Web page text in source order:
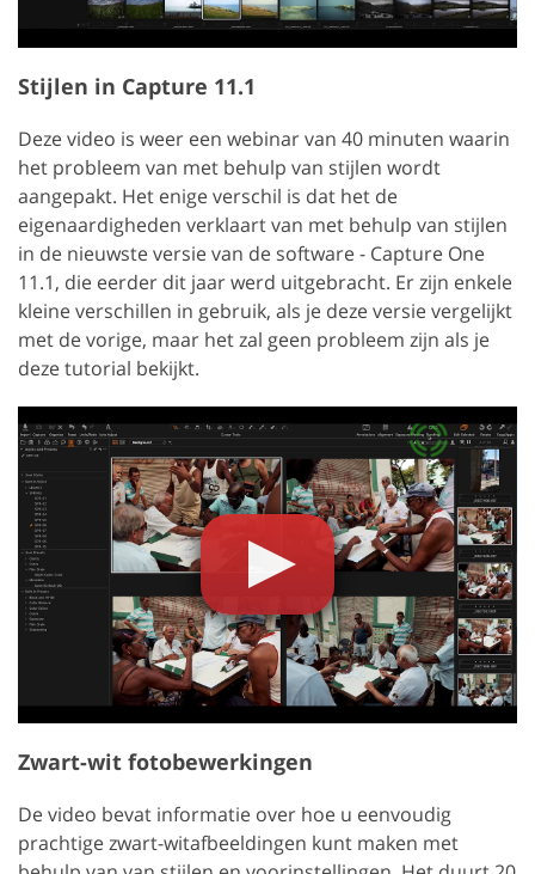
Stijlen in Capture 11.1
Deze video is weer een webinar van 40 minuten waarin
het probleem van met behulp van stijlen wordt
aangepakt. Het enige verschil is dat het de
eigenaardigheden verklaart van met behulp van stijlen
in de nieuwste versie van de software - Capture One
11.1, die eerder dit jaar werd uitgebracht. Er zijn enkele
kleine verschillen in gebruik, als je deze versie vergelijkt
met de vorige, maar het zal geen probleem zijn als je
deze tutorial bekijkt.
Zwart-wit fotobewerkingen
De video bevat informatie over hoe u eenvoudig
prachtige zwart-witafbeeldingen kunt maken met